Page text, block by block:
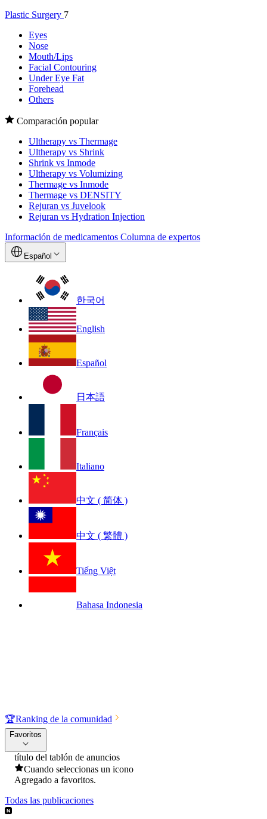
Plastic Surgery 7
Eyes
Nose
Mouth/Lips
Facial Contouring
Under Eye Fat
Forehead
Others
Comparación popular
Ultherapy vs Thermage
Ultherapy vs Shrink
Shrink vs Inmode
Ultherapy vs Volumizing
Thermage vs Inmode
Thermage vs DENSITY
Rejuran vs Juvelook
Rejuran vs Hydration Injection
Información de medicamentos Columna de expertos
Español
한국어
English
Español
日本語
Français
Italiano
中文 ( 简体 )
中文 ( 繁體 )
Tiếng Việt
Bahasa Indonesia
🏆Ranking de la comunidad
Favoritos
título del tablón de anuncios
Cuando seleccionas un icono
Agregado a favoritos.
Todas las publicaciones